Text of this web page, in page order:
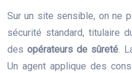
Sur un site sensible, on ne
sécurité standard, titulaire
desopérateurs de sûreté.
Un agent applique des